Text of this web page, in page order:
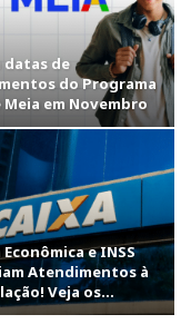
datas de
do Programa
Meia em Novembro
Econômica e INSS
Atendimentos à
Veja os…